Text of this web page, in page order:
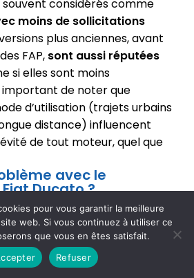
souvent considérés comme
moins de sollicitations
plus anciennes, avant
FAP, sont aussi réputées
si elles sont moins
important de noter que
d’utilisation (trajets urbains
distance) influencent
de tout moteur, quel que
avec le
Ducato ?
très utilisé comme base pour
ce qui peutaccentuer
mécaniques. Outre les
liées au moteur diesel Multijet
pour vous garantir la meilleure
web. Si vous continuez à utiliser ce
que vous en êtes satisfait.
Refuser